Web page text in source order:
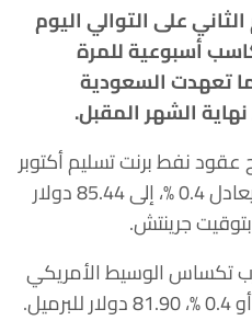
على التوالي اليوم
أسبوعية للمرة
تعهدت السعودية
الشهر المقبل.
عقود نفط برنت تسليم أكتوبر
تشرين الأول 30 سنتا، أي ما يعادل 0.4 %، إلى 85.44 دولار
تكساس الوسيط الأمريكي